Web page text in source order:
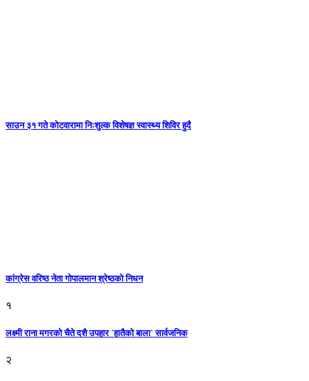
साउन ३१ गते कोटवारामा निःशुल्क विशेषज्ञ स्वास्थ्य शिविर हुदै
कांग्रेस वरिष्ठ नेता गोपालमान श्रेष्ठको निधन
१
लक्ष्मी राना मगरको चैते दशै उपहार ´हातैको बाला` सार्वजनिक
२